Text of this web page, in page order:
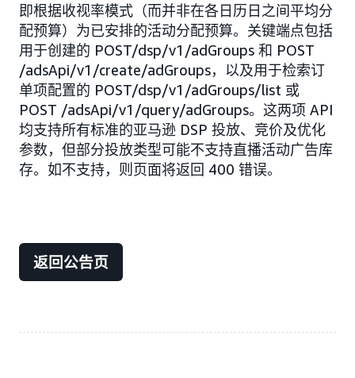
即根据收视率模式（而并非在各日历日之间平均分
配预算）为已安排的活动分配预算。关键端点包括
用于创建的 POST/dsp/v1/adGroups 和 POST
/adsApi/v1/create/adGroups，以及用于检索订
单项配置的 POST/dsp/v1/adGroups/list 或
POST /adsApi/v1/query/adGroups。这两项 API
均支持所有标准的亚马逊 DSP 投放、竞价及优化
参数，但部分投放类型可能不支持直播活动广告库
存。如不支持，则页面将返回 400 错误。
返回公告页